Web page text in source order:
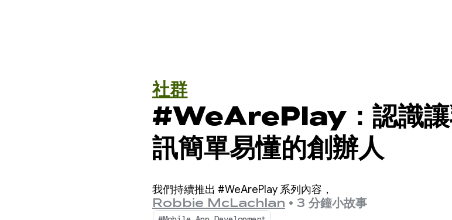
社群
#WeArePlay：認識讓
訊簡單易懂的創辦人
我們持續推出 #WeArePlay 系列內容，
Robbie McLachlan • 3 分鐘小故事